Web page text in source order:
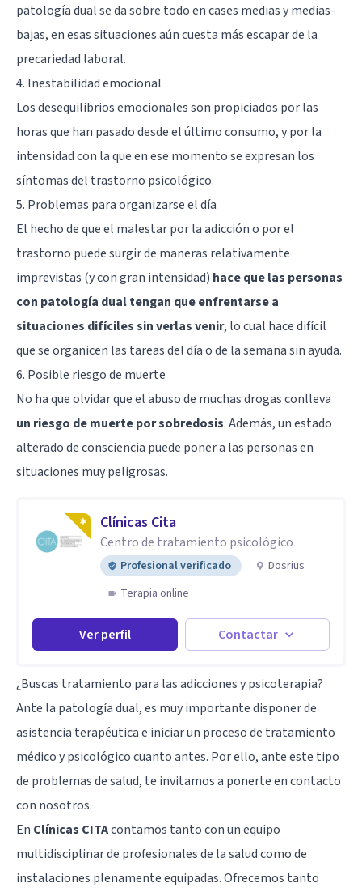
patología dual se da sobre todo en cases medias y medias-
bajas, en esas situaciones aún cuesta más escapar de la
precariedad laboral.
4. Inestabilidad emocional
Los desequilibrios emocionales son propiciados por las
horas que han pasado desde el último consumo, y por la
intensidad con la que en ese momento se expresan los
síntomas del trastorno psicológico.
5. Problemas para organizarse el día
El hecho de que el malestar por la adicción o por el
trastorno puede surgir de maneras relativamente
imprevistas (y con gran intensidad) hace que las personas
con patología dual tengan que enfrentarse a
situaciones difíciles sin verlas venir, lo cual hace difícil
que se organicen las tareas del día o de la semana sin ayuda.
6. Posible riesgo de muerte
No ha que olvidar que el abuso de muchas drogas conlleva
un riesgo de muerte por sobredosis. Además, un estado
alterado de consciencia puede poner a las personas en
situaciones muy peligrosas.
Clínicas Cita
Centro de tratamiento psicológico
Profesional verificado
Dosrius
Terapia online
Ver perfil Contactar
¿Buscas tratamiento para las adicciones y psicoterapia?
Ante la patología dual, es muy importante disponer de
asistencia terapéutica e iniciar un proceso de tratamiento
médico y psicológico cuanto antes. Por ello, ante este tipo
de problemas de salud, te invitamos a ponerte en contacto
con nosotros.
En Clínicas CITAcontamos tanto con un equipo
multidisciplinar de profesionales de la salud como de
instalaciones plenamente equipadas. Ofrecemos tanto